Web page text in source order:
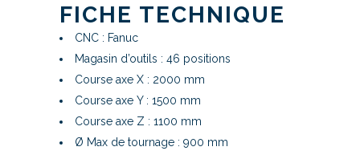
FICHE TECHNIQUE
CNC : Fanuc
Magasin d’outils : 46 positions
Course axe X : 2000 mm
Course axe Y : 1500 mm
Course axe Z : 1100 mm
Ø Max de tournage : 900 mm